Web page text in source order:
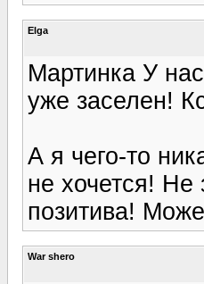
Elga
Мартинка У
уже заселен!
А я чего-то
не хочется! Не
позитива!
War shero